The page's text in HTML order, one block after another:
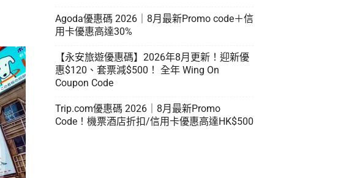
Agoda優惠碼 2026｜8月最新Promo code＋信
用卡優惠高達30%
【永安旅遊優惠碼】2026年8月更新！迎新優
惠$120、套票減$500！ 全年 Wing On
Coupon Code
Trip.com優惠碼 2026｜8月最新Promo
Code！機票酒店折扣/信用卡優惠高達HK$500